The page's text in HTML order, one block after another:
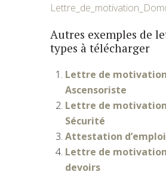
Autres exemples de
types à télécharger
Lettre de motivation
Ascensoriste
Lettre de
Sécurité
Attestation d’emploi
Lettre de
devoirs